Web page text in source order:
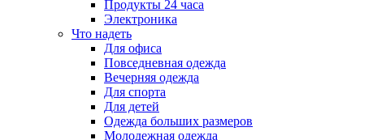
Продукты 24 часа
Электроника
Что надеть
Для офиса
Повседневная одежда
Вечерняя одежда
Для спорта
Для детей
Одежда больших размеров
Молодежная одежда